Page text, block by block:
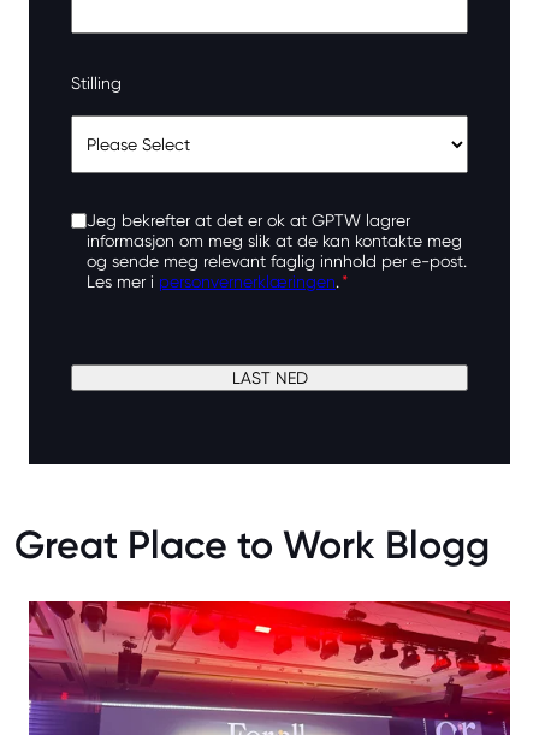
Stilling
Jeg bekrefter at det er ok at GPTW lagrer
informasjon om meg slik at de kan kontakte meg
og sende meg relevant faglig innhold per e-post.
Les mer i personvernerklæringen.*
Great Place to Work Blogg